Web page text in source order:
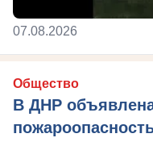
07.08.2026
Общество
В ДНР